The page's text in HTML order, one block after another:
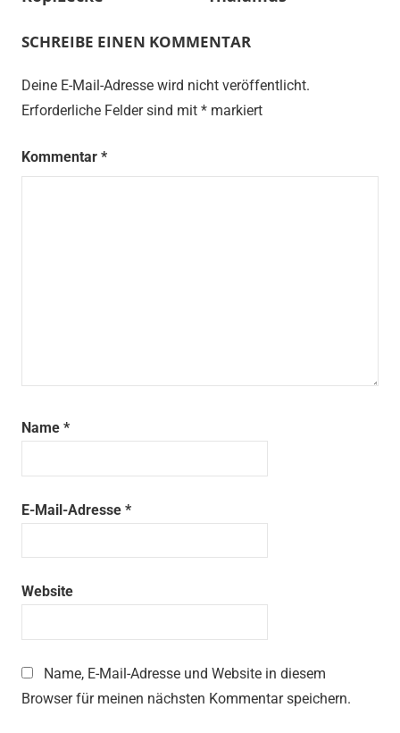
SCHREIBE EINEN KOMMENTAR
Deine E-Mail-Adresse wird nicht veröffentlicht.
Erforderliche Felder sind mit * markiert
Kommentar *
Name *
E-Mail-Adresse *
Website
Name, E-Mail-Adresse und Website in diesem
Browser für meinen nächsten Kommentar speichern.